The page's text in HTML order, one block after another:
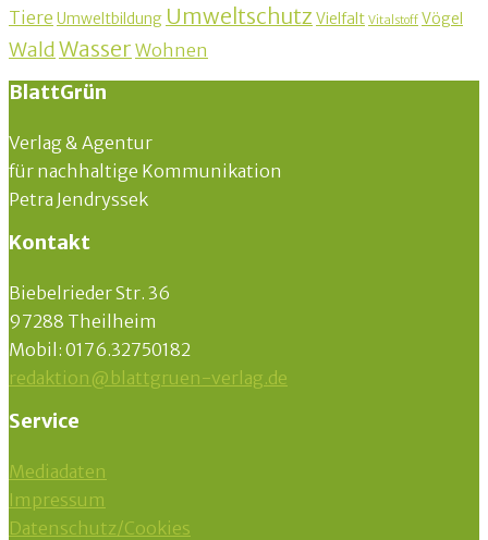
Tiere Umweltbildung Umweltschutz Vielfalt Vitalstoff Vögel
WaldWasser Wohnen
BlattGrün
Verlag & Agentur
für nachhaltige Kommunikation
Petra Jendryssek
Kontakt
Biebelrieder Str. 36
97288 Theilheim
Mobil: 0176.32750182
redaktion@blattgruen-verlag.de
Service
Mediadaten
Impressum
Datenschutz/Cookies